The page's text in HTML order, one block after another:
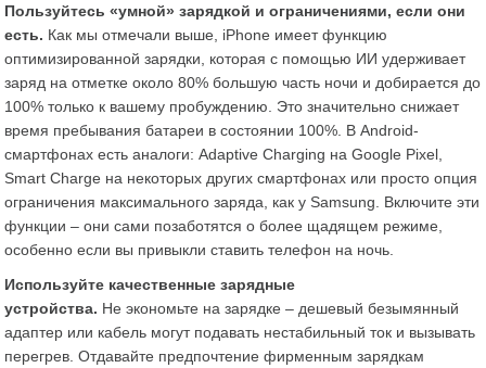
Пользуйтесь «умной» зарядкой и ограничениями, если они
есть. Как мы отмечали выше, iPhone имеет функцию
оптимизированной зарядки, которая с помощью ИИ удерживает
заряд на отметке около 80% большую часть ночи и добирается до
100% только к вашему пробуждению​. Это значительно снижает
время пребывания батареи в состоянии 100%. В Android-
смартфонах есть аналоги: Adaptive Charging на Google Pixel,
Smart Charge на некоторых других смартфонах или просто опция
ограничения максимального заряда, как у Samsung. Включите эти
функции – они сами позаботятся о более щадящем режиме,
особенно если вы привыкли ставить телефон на ночь.
Используйте качественные зарядные
устройства. Не экономьте на зарядке – дешевый безымянный
адаптер или кабель могут подавать нестабильный ток и вызывать
перегрев. Отдавайте предпочтение фирменным зарядкам